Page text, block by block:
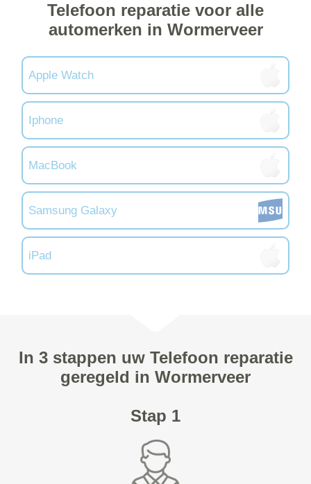
Telefoon reparatie voor alle
automerken in Wormerveer
Apple Watch
Iphone
MacBook
Samsung Galaxy
iPad
In 3 stappen uw Telefoon reparatie
geregeld in Wormerveer
Stap 1